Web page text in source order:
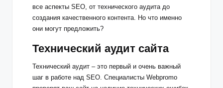
все аспекты SEO, от технического аудита до
создания качественного контента. Но что именно
они могут предложить?
Технический аудит сайта
Технический аудит – это первый и очень важный
шаг в работе над SEO. Специалисты Webpromo